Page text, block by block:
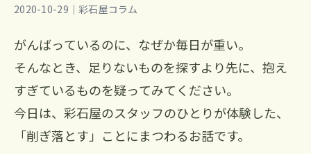
2020-10-29｜彩石屋コラム
がんばっているのに、なぜか毎日が重い。
そんなとき、足りないものを探すより先に、抱え
すぎているものを疑ってみてください。
今日は、彩石屋のスタッフのひとりが体験した、
「削ぎ落とす」ことにまつわるお話です。